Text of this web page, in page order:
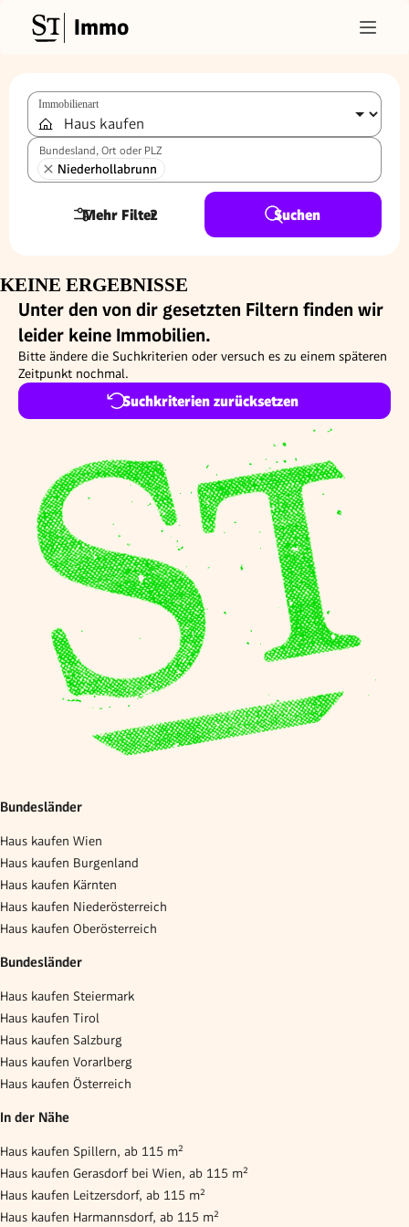
Immo
Immobilienart
Bundesland, Ort oder PLZ
Niederhollabrunn
Mehr Filter
2 Suchen
KEINE ERGEBNISSE
Unter den von dir gesetzten Filtern finden wir
leider keine Immobilien.
Bitte ändere die Suchkriterien oder versuch es zu einem späteren
Zeitpunkt nochmal.
Suchkriterien zurücksetzen
Bundesländer
Haus kaufen Wien
Haus kaufen Burgenland
Haus kaufen Kärnten
Haus kaufen Niederösterreich
Haus kaufen Oberösterreich
Bundesländer
Haus kaufen Steiermark
Haus kaufen Tirol
Haus kaufen Salzburg
Haus kaufen Vorarlberg
Haus kaufen Österreich
In der Nähe
Haus kaufen Spillern, ab 115 m²
Haus kaufen Gerasdorf bei Wien, ab 115 m²
Haus kaufen Leitzersdorf, ab 115 m²
Haus kaufen Harmannsdorf, ab 115 m²